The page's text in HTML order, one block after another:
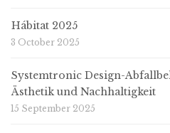
Hábitat 2025
3 October 2025
Systemtronic Design-
Ästhetik und Nachhaltigkeit
15 September 2025